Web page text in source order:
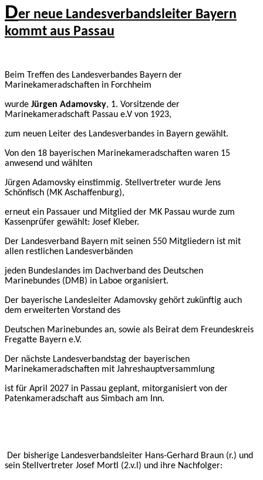
Der neue Landesverbandsleiter Bayern
kommt aus Passau
Beim Treffen des Landesverbandes Bayern der
Marinekameradschaften in Forchheim
wurde Jürgen Adamovsky, 1. Vorsitzende der
Marinekameradschaft Passau e.V von 1923,
zum neuen Leiter des Landesverbandes in Bayern gewählt.
Von den 18 bayerischen Marinekameradschaften waren 15
anwesend und wählten
Jürgen Adamovsky einstimmig. Stellvertreter wurde Jens
Schönfisch (MK Aschaffenburg),
erneut ein Passauer und Mitglied der MK Passau wurde zum
Kassenprüfer gewählt: Josef Kleber.
Der Landesverband Bayern mit seinen 550 Mitgliedern ist mit
allen restlichen Landesverbänden
jeden Bundeslandes im Dachverband des Deutschen
Marinebundes (DMB) in Laboe organisiert.
Der bayerische Landesleiter Adamovsky gehört zukünftig auch
dem erweiterten Vorstand des
Deutschen Marinebundes an, sowie als Beirat dem Freundeskreis
Fregatte Bayern e.V.
Der nächste Landesverbandstag der bayerischen
Marinekameradschaften mit Jahreshauptversammlung
ist für April 2027 in Passau geplant, mitorganisiert von der
Patenkameradschaft aus Simbach am Inn.
Der bisherige Landesverbandsleiter Hans-Gerhard Braun (r.) und
sein Stellvertreter Josef Mortl (2.v.l) und ihre Nachfolger: